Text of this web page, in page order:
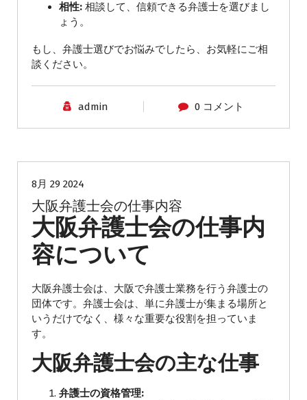
相性: 相談して、信頼できる弁護士を選びまし
ょう。
もし、弁護士選びでお悩みでしたら、お気軽にご相
談ください。
admin 0 コメント
8月 29 2024
大阪弁護士会の仕事内容
大阪弁護士会の仕事内
容について
大阪弁護士会は、大阪で弁護士業務を行う弁護士の
団体です。弁護士会は、単に弁護士が集まる場所と
いうだけでなく、様々な重要な役割を担っていま
す。
大阪弁護士会の主な仕事
弁護士の資格管理: